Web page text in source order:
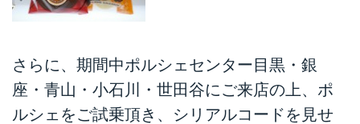
さらに、期間中ポルシェセンター目黒・銀
座・青山・小石川・世田谷にご来店の上、ポ
ルシェをご試乗頂き、シリアルコードを見せ